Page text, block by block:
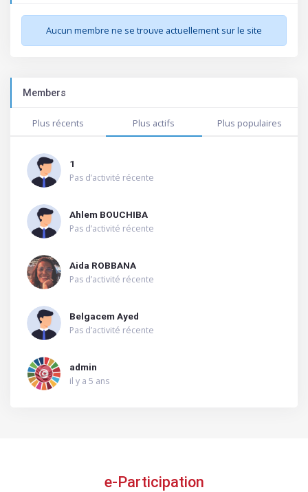
Aucun membre ne se trouve actuellement sur le site
Members
Plus récents Plus actifs Plus populaires
1
Pas d’activité récente
Ahlem BOUCHIBA
Pas d’activité récente
Aida ROBBANA
Pas d’activité récente
Belgacem Ayed
Pas d’activité récente
admin
il y a 5 ans
e-Participation